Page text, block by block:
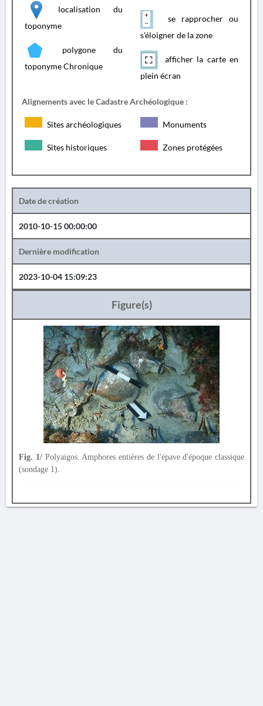
localisation du
toponyme
polygone du
toponyme Chronique
se rapprocher ou
s'éloigner de la zone
afficher la carte en
plein écran
Alignements avec le Cadastre Archéologique :
Sites archéologiques Monuments
Sites historiques Zones protégées
Date de création
2010-10-15 00:00:00
Dernière modification
2023-10-04 15:09:23
Figure(s)
Fig. 1/Polyaigos. Amphores entières de l'épave d'époque classique
(sondage 1).